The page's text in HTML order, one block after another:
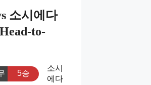
소시에다
to-
5승
소시
에다